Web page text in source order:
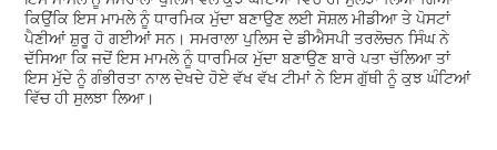
ਕਿਉਂਕਿ ਇਸ ਮਾਮਲੇ ਨੂੰ ਧਾਰਮਿਕ ਮੁੱਦਾ ਬਣਾਉਣ ਲਈ ਸੋਸ਼ਲ ਮੀਡੀਆ ਤੇ ਪੋਸਟਾਂ
ਪੈਣੀਆਂ ਸ਼ੁਰੂ ਹੋ ਗਈਆਂ ਸਨ। ਸਮਰਾਲਾ ਪੁਲਿਸ ਦੇ ਡੀਐਸਪੀ ਤਰਲੋਚਨ ਸਿੰਘ ਨੇ
ਦੱਸਿਆ ਕਿ ਜਦੋਂ ਇਸ ਮਾਮਲੇ ਨੂੰ ਧਾਰਮਿਕ ਮੁੱਦਾ ਬਣਾਉਣ ਬਾਰੇ ਪਤਾ ਚੱਲਿਆ ਤਾਂ
ਇਸ ਮੁੱਦੇ ਨੂੰ ਗੰਭੀਰਤਾ ਨਾਲ ਦੇਖਦੇ ਹੋਏ ਵੱਖ ਵੱਖ ਟੀਮਾਂ ਨੇ ਇਸ ਗੁੱਥੀ ਨੂੰ ਕੁਝ ਘੰਟਿਆਂ
ਵਿੱਚ ਹੀ ਸੁਲਝਾ ਲਿਆ।